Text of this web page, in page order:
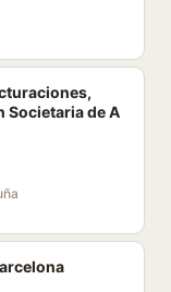
Societaria de A